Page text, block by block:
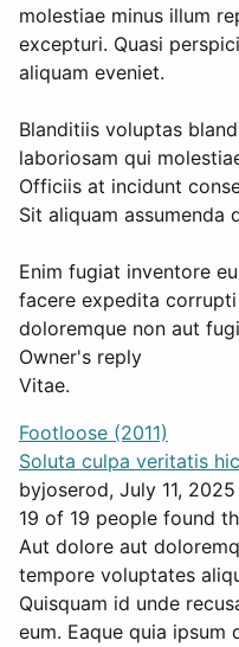
molestiae minus illum
excepturi. Quasi
aliquam eveniet.
Blanditiis voluptas
laboriosam qui
Officiis at incidunt
Sit aliquam assumenda
Enim fugiat inventore
facere expedita
doloremque non aut
Owner's reply
Vitae.
Footloose (2011)
Soluta culpa veritatis
byjoserod, July 11, 2025
19 of 19 people found
Aut dolore aut
tempore voluptates
Quisquam id unde
eum. Eaque quia ipsum